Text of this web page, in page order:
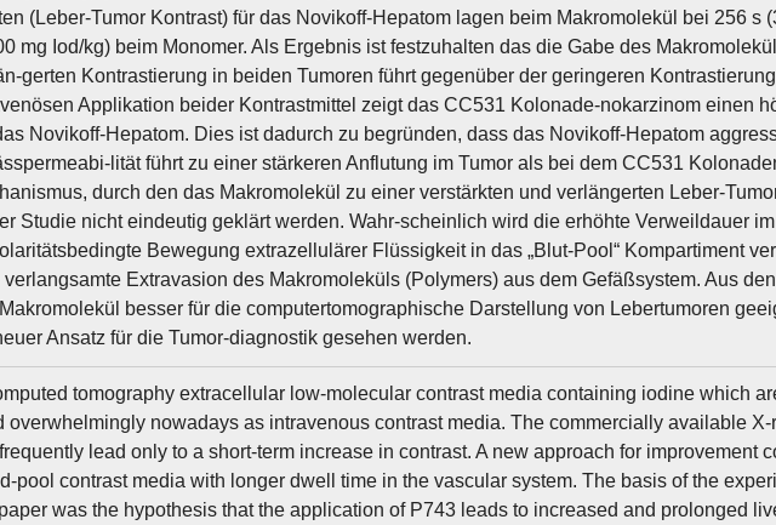
(Leber-Tumor Kontrast) für das Novikoff-Hepatom lagen beim Makromolekül bei 256 s
mg Iod/kg) beim Monomer. Als Ergebnis ist festzuhalten das die Gabe des
gerten Kontrastierung in beiden Tumoren führt gegenüber der geringeren
Applikation beider Kontrastmittel zeigt das CC531 Kolonade-nokarzinom einen
Novikoff-Hepatom. Dies ist dadurch zu begründen, dass das Novikoff-Hepatom
lität führt zu einer stärkeren Anflutung im Tumor als bei dem CC531
durch den das Makromolekül zu einer verstärkten und verlängerten Leber-
Studie nicht eindeutig geklärt werden. Wahr-scheinlich wird die erhöhte Verweildauer
Bewegung extrazellulärer Flüssigkeit in das „Blut-Pool“ Kompartiment
verlangsamte Extravasion des Makromoleküls (Polymers) aus dem Gefäßsystem. Aus
besser für die computertomographische Darstellung von Lebertumoren
Ansatz für die Tumor-diagnostik gesehen werden.
tomography extracellular low-molecular contrast media containing iodine which
overwhelmingly nowadays as intravenous contrast media. The commercially available X-
lead only to a short-term increase in contrast. A new approach for improvement
pool contrast media with longer dwell time in the vascular system. The basis of the
was the hypothesis that the application of P743 leads to increased and prolonged